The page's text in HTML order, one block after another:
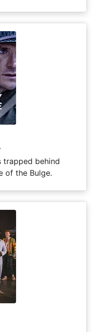
trapped behind
of the Bulge.